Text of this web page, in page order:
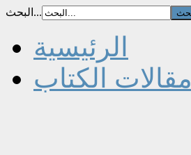
البحث...
الرئيسية
مقالات الكتاب